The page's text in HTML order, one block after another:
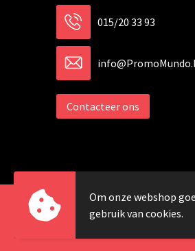
015/20 33 93
Contacteer ons
© Copyright 2024
Om onze webshop
gebruik van cookies.